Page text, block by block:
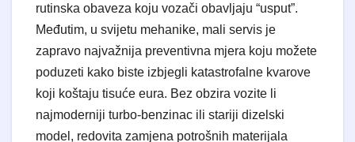
rutinska obaveza koju vozači obavljaju “usput”.
Međutim, u svijetu mehanike, mali servis je
zapravo najvažnija preventivna mjera koju možete
poduzeti kako biste izbjegli katastrofalne kvarove
koji koštaju tisuće eura. Bez obzira vozite li
najmoderniji turbo-benzinac ili stariji dizelski
model, redovita zamjena potrošnih materijala